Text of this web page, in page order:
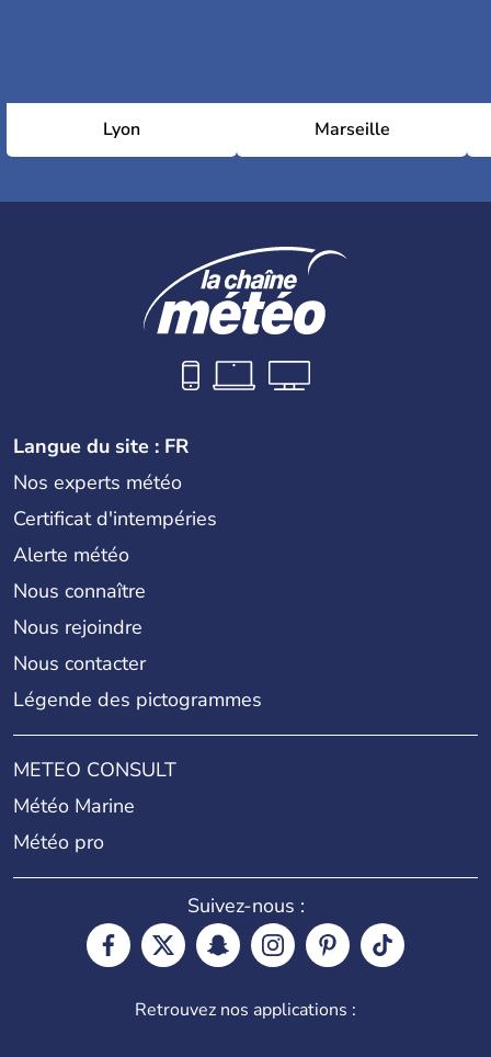
Lyon Marseille
Langue du site : FR
Nos experts météo
Certificat d'intempéries
Alerte météo
Nous connaître
Nous rejoindre
Nous contacter
Légende des pictogrammes
METEO CONSULT
Météo Marine
Météo pro
Suivez-nous :
Retrouvez nos applications :